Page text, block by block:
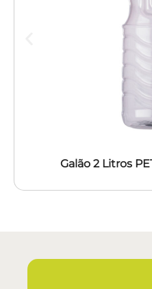
Galão 2 Litros